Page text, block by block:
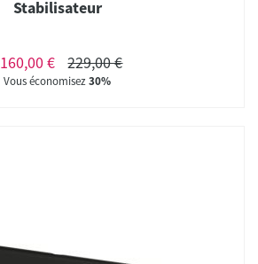
Stabilisateur
160,00 € 229,00 €
Vous économisez30%